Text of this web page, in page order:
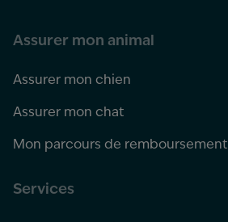
Assurer mon animal
Assurer mon chien
Assurer mon chat
Mon parcours de remboursement
Services